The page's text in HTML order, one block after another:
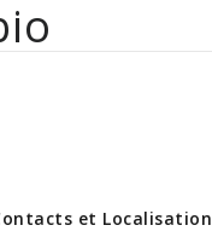
et Localisation